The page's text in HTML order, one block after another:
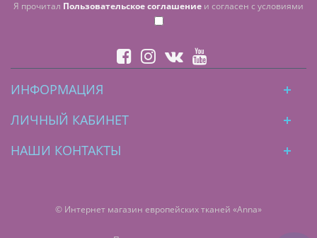
Я прочитал Пользовательское соглашение и согласен с условиями
ИНФОРМАЦИЯ
ЛИЧНЫЙ КАБИНЕТ
НАШИ КОНТАКТЫ
© Интернет магазин европейских тканей «Anna»